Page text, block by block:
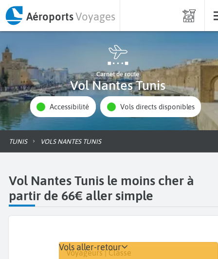
AéroportsVoyages
Carnet de route
Vol Nantes Tunis
Accessibilité Vols directs disponibles
TUNIS VOLS NANTES TUNIS
Vol Nantes Tunis le moins cher à
partir de 66€ aller simple
Départ
Dates
Voyageurs | Classe
Vols aller-retour